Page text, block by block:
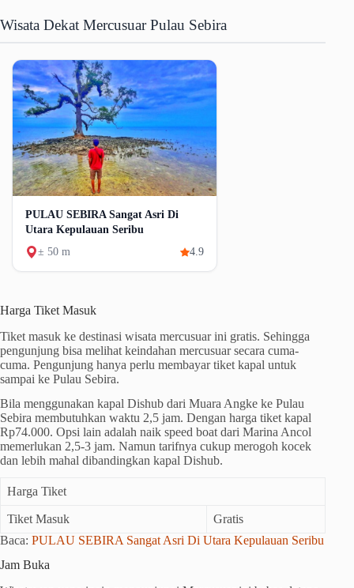
Wisata Dekat Mercusuar Pulau Sebira
PULAU SEBIRA Sangat Asri Di
Utara Kepulauan Seribu
± 50 m
4.9
Harga Tiket Masuk
Tiket masuk ke destinasi wisata mercusuar ini gratis. Sehingga
pengunjung bisa melihat keindahan mercusuar secara cuma-
cuma. Pengunjung hanya perlu membayar tiket kapal untuk
sampai ke Pulau Sebira.
Bila menggunakan kapal Dishub dari Muara Angke ke Pulau
Sebira membutuhkan waktu 2,5 jam. Dengan harga tiket kapal
Rp74.000. Opsi lain adalah naik speed boat dari Marina Ancol
memerlukan 2,5-3 jam. Namun tarifnya cukup merogoh kocek
dan lebih mahal dibandingkan kapal Dishub.
Harga Tiket
Tiket Masuk
Gratis
Baca: PULAU SEBIRA Sangat Asri Di Utara Kepulauan Seribu
Jam Buka